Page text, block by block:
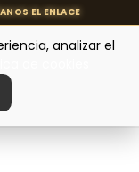
analizar el